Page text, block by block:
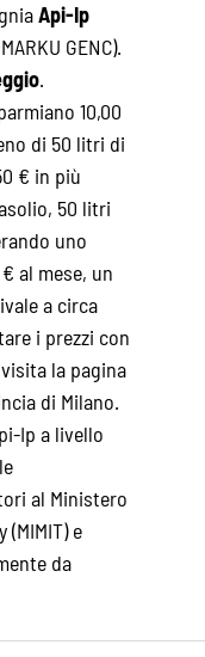
Api-Ip
GENC).
.
10,00
di 50 litri di
€ in più
50 litri
uno
al mese, un
a circa
i prezzi con
la pagina
di Milano.
Ip a livello
al Ministero
e
da